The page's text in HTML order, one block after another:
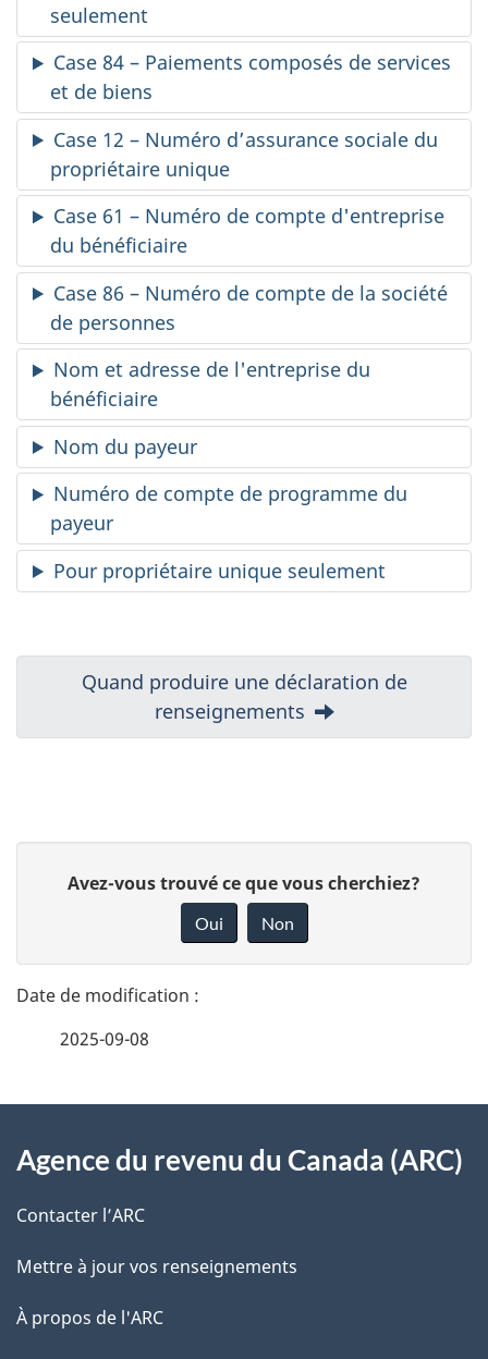
seulement
Case 84 – Paiements composés de services
et de biens
Case 12 – Numéro d’assurance sociale du
propriétaire unique
Case 61 – Numéro de compte d'entreprise
du bénéficiaire
Case 86 – Numéro de compte de la société
de personnes
Nom et adresse de l'entreprise du
bénéficiaire
Nom du payeur
Numéro de compte de programme du
payeur
Pour propriétaire unique seulement
a
t
i
n
d
o
c
Suivant
Quand produire une déclaration de
renseignements
t
a
l
s
l
a
n
t
r
e
r
t
Avez-vous trouvé ce que vous cherchiez?
Oui Non
2025-09-08
propos
de
ce
site
Agence du revenu du Canada (ARC)
Contacter l’ARC
Mettre à jour vos renseignements
À propos de l'ARC